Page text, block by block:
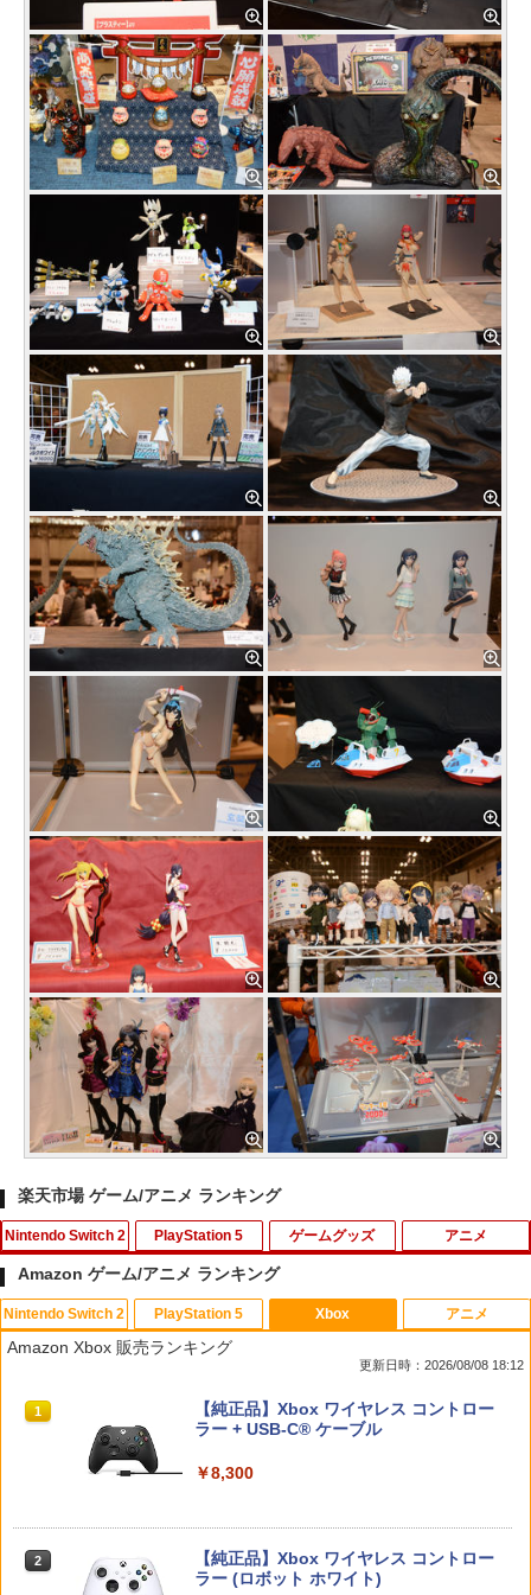
楽天市場 ゲーム/アニメ ランキング
Nintendo Switch 2
1
【ダイヤ・プラチナ会員様限定！エント
リーでポイント10倍！】【メール便発
送】【新品】任天堂 Nintendo Switch 2
ス
【中古】[Switch2] ぽこ あ ポケモン(20
260305)
PlayStation 5
1
ゲームテック エイミングスティック Tor
nado LH [YF2430]
ゲームグッズ
1
【中古】ワールドサッカーウイニングイ
レブン10
アニメ
1
【通常版 Blu-ray/DVD】【場面写クリア
カード3枚セット（竈門炭治郎、冨岡義
勇、猗窩座）】 劇場版「鬼滅の刃」無限
￥7,450
￥7,722
Amazon ゲーム/アニメ ランキング
Nintendo Switch 2
1
スプラトゥーン レイダース|オンライン
コード版
￥5,832
スプラトゥーン レイダース -Switch2
PlayStation 5
1
PlayStation 5 デジタル・エディション
日本語専用 Console Language: Japan
Beast of Reincarnation -PS5 【特典】
Xbox
Amazon Xbox 販売ランキング
更新日時：2026/08/08 18:12
1
【純正品】Xbox ワイヤレス コントロー
ラー + USB-C® ケーブル
￥8,300
2
【純正品】Xbox ワイヤレス コントロー
ラー (ロボット ホワイト)
アニメ